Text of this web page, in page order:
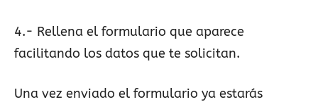
4.- Rellena el formulario que aparece
facilitando los datos que te solicitan.
Una vez enviado el formulario ya estarás